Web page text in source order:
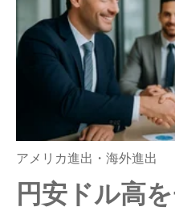
アメリカ進出・海外進出
円安ドル高